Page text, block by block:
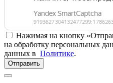
Нажимая на кнопку
на обработку персональных
данных в Политике.
Отправить